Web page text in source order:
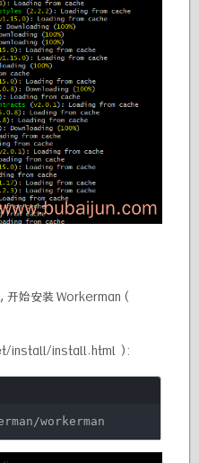
开始安装 Workerman (
install/install.html ):
/workerman